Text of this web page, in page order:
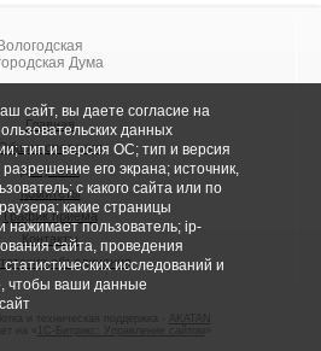
Вологодская
Дума
Главная
сведения
Депутаты
Комитеты
График приема
Контакты
объединения
1С-Битрикс: Управление сайтом
сайт, вы даете согласие на
данных
тип и версия ОС; тип и версия
его экрана; источник,
с какого сайта или по
какие страницы
нажимает пользователь; ip-
сайта, проведения
исследований и
чтобы ваши данные